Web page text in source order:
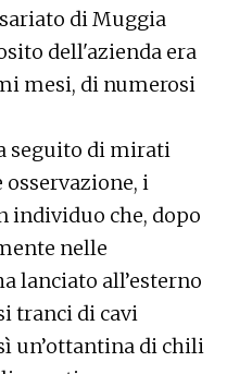
di Muggia
dell'azienda era
mesi, di numerosi
seguito di mirati
i
individuo che, dopo
nelle
lanciato all’esterno
tranci di cavi
un’ottantina di chili